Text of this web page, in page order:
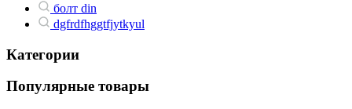
болт din
dgfrdfhggtfjytkyul
Категории
Популярные товары